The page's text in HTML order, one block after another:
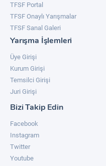
TFSF Portal
TFSF Onaylı Yarışmalar
TFSF Sanal Galeri
Yarışma İşlemleri
Üye Girişi
Kurum Girişi
Temsilci Girişi
Juri Girişi
Bizi Takip Edin
Facebook
Instagram
Twitter
Youtube